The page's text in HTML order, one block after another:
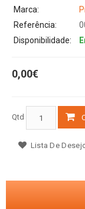
Marca:
Referência:
Disponibilidade:
0,00€
Qtd
Lista De